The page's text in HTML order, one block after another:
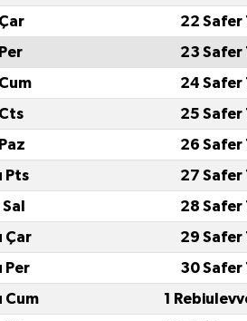
22 Safer
23 Safer
24 Safer
25 Safer
26 Safer
Pts
27 Safer
28 Safer
Çar
29 Safer
Per
30 Safer
Cum
1